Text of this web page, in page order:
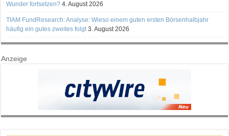
Wunder fortsetzen? 4. August 2026
TIAM FundResearch: Analyse: Wieso einem guten ersten Börsenhalbjahr
häufig ein gutes zweites folgt 3. August 2026
Anzeige